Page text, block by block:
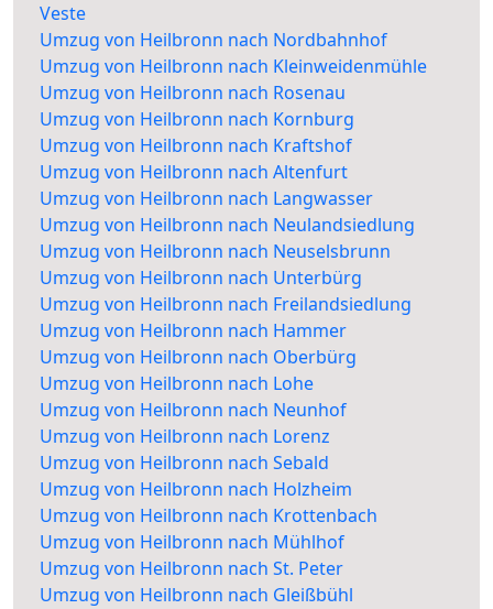
Veste
Umzug von Heilbronn nach Nordbahnhof
Umzug von Heilbronn nach Kleinweidenmühle
Umzug von Heilbronn nach Rosenau
Umzug von Heilbronn nach Kornburg
Umzug von Heilbronn nach Kraftshof
Umzug von Heilbronn nach Altenfurt
Umzug von Heilbronn nach Langwasser
Umzug von Heilbronn nach Neulandsiedlung
Umzug von Heilbronn nach Neuselsbrunn
Umzug von Heilbronn nach Unterbürg
Umzug von Heilbronn nach Freilandsiedlung
Umzug von Heilbronn nach Hammer
Umzug von Heilbronn nach Oberbürg
Umzug von Heilbronn nach Lohe
Umzug von Heilbronn nach Neunhof
Umzug von Heilbronn nach Lorenz
Umzug von Heilbronn nach Sebald
Umzug von Heilbronn nach Holzheim
Umzug von Heilbronn nach Krottenbach
Umzug von Heilbronn nach Mühlhof
Umzug von Heilbronn nach St. Peter
Umzug von Heilbronn nach Gleißbühl